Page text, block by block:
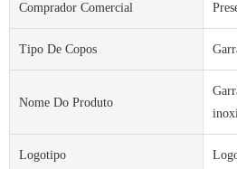
Comprador Comercial
Tipo De Copos
Nome Do Produto
Logotipo